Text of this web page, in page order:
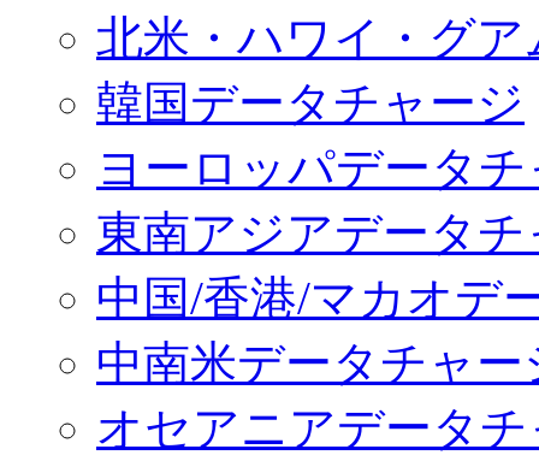
北米・ハワイ・グ
韓国データチャージ
ヨーロッパデータ
東南アジアデータチ
中国/香港/マカオデ
中南米データチャー
オセアニアデータ